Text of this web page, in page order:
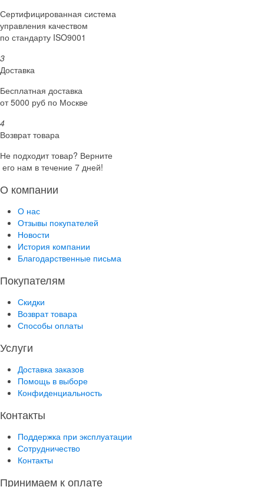
Сертифициро­ванная система
управления качеством
по стандарту ISO9001
3
Доставка
Бесплатная доставка
от 5000 руб по Москве
4
Возврат товара
Не подходит товар? Верните
его нам в течение 7 дней!
О компании
О нас
Отзывы покупателей
Новости
История компании
Благодарственные письма
Покупателям
Скидки
Возврат товара
Способы оплаты
Услуги
Доставка заказов
Помощь в выборе
Конфиденциальность
Контакты
Поддержка при эксплуатации
Сотрудничество
Контакты
Принимаем к оплате